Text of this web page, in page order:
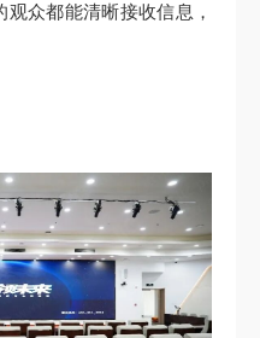
众都能清晰接收信息，